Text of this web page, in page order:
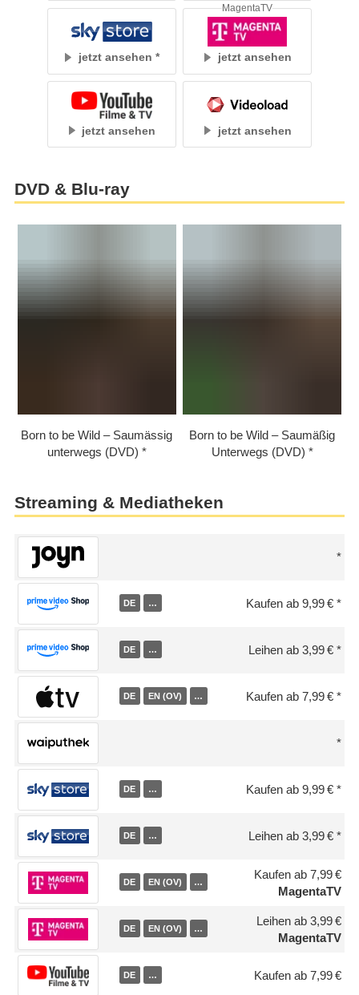
jetzt ansehen jetzt ansehen
MagentaTV
jetzt ansehen jetzt ansehen
DVD & Blu-ray
Born to be Wild – Saumässig
unterwegs (DVD)
Born to be Wild – Saumäßig
Unterwegs (DVD)
Streaming & Mediatheken
DE … Kaufen ab 9,99 €
DE … Leihen ab 3,99 €
DE EN (OV) … Kaufen ab 7,99 €
DE … Kaufen ab 9,99 €
DE … Leihen ab 3,99 €
DE EN (OV) …
Kaufen ab 7,99 €
MagentaTV
DE EN (OV) …
Leihen ab 3,99 €
MagentaTV
DE … Kaufen ab 7,99 €